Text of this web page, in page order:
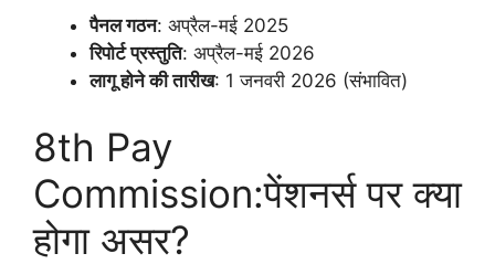
पैनल गठन: अप्रैल-मई 2025
रिपोर्ट प्रस्तुति: अप्रैल-मई 2026
लागू होने की तारीख: 1 जनवरी 2026 (संभावित)
8th Pay
Commission:पेंशनर्स पर क्या
होगा असर?